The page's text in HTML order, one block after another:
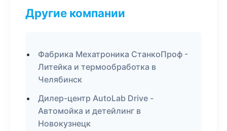
Другие компании
Фабрика Мехатроника СтанкоПроф -
Литейка и термообработка в
Челябинск
Дилер-центр AutoLab Drive -
Автомойка и детейлинг в
Новокузнецк